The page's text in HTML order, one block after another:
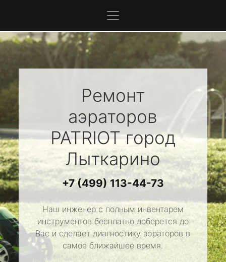
Ремонт
аэраторов
PATRIOTгород
Лыткарино
+7 (499) 113-44-73
Наш инженер с полным инвентарем
инструментов бесплатно доберется до
Вас и сделает диагностику аэраторов в
самое ближайшее время.